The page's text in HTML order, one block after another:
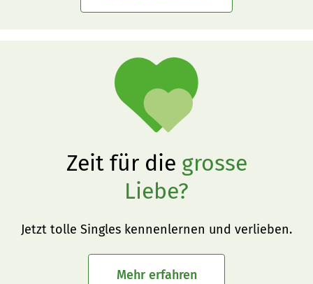
Zeit für die grosse
Liebe?
Jetzt tolle Singles kennenlernen und verlieben.
Mehr erfahren